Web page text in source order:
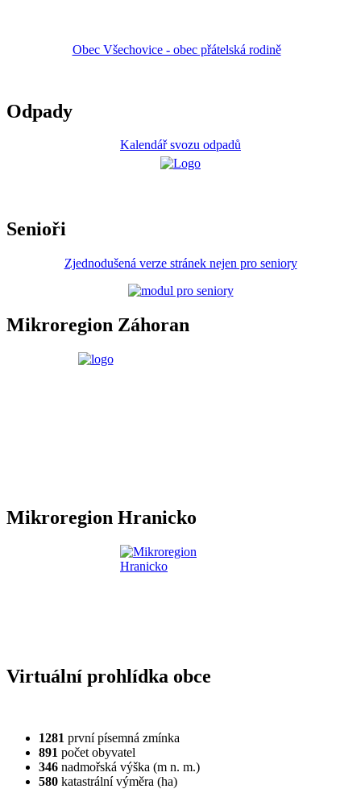
Obec Všechovice - obec přátelská rodině
Odpady
Kalendář svozu odpadů
Senioři
Zjednodušená verze stránek nejen pro seniory
Mikroregion Záhoran
Mikroregion Hranicko
Virtuální prohlídka obce
1281 první písemná zmínka
891 počet obyvatel
346 nadmořská výška (m n. m.)
580 katastrální výměra (ha)